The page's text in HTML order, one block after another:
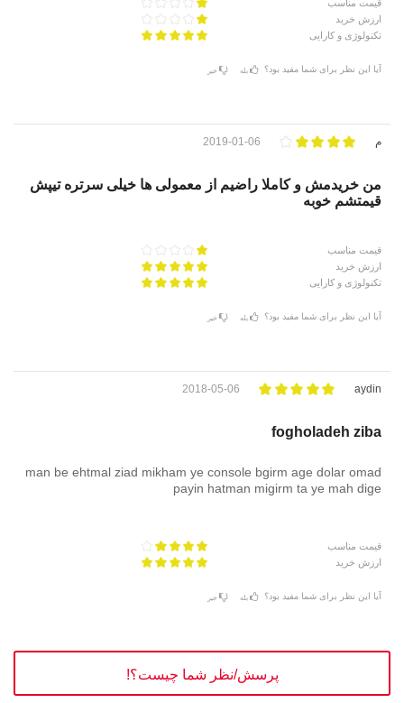
قیمت مناسب
ارزش خرید
تکنولوژی و کارایی
آیا این نظر برای شما مفید بود؟ بله خیر
م 2019-01-06
من خریدمش و کاملا راضیم از معمولی ها خیلی سرتره تیپش
قیمتشم خوبه
قیمت مناسب
ارزش خرید
تکنولوژی و کارایی
آیا این نظر برای شما مفید بود؟ بله خیر
aydin
2018-05-06
fogholadeh ziba
man be ehtmal ziad mikham ye console bgirm age dolar omad
payin hatman migirm ta ye mah dige
قیمت مناسب
ارزش خرید
آیا این نظر برای شما مفید بود؟ بله خیر
پرسش/نظر شما چیست؟!